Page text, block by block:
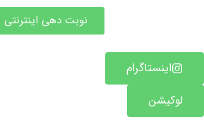
نوبت دهی اینترنتی